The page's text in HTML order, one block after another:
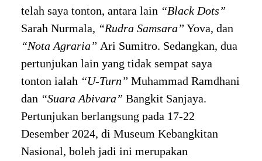
telah saya tonton, antara lain “Black Dots”
Sarah Nurmala, “Rudra Samsara” Yova, dan
“Nota Agraria” Ari Sumitro. Sedangkan, dua
pertunjukan lain yang tidak sempat saya
tonton ialah “U-Turn” Muhammad Ramdhani
dan “Suara Abivara” Bangkit Sanjaya.
Pertunjukan berlangsung pada 17-22
Desember 2024, di Museum Kebangkitan
Nasional, boleh jadi ini merupakan